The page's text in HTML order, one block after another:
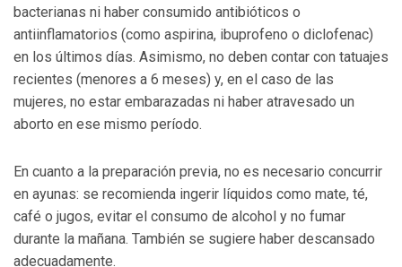
bacterianas ni haber consumido antibióticos o
antiinflamatorios (como aspirina, ibuprofeno o diclofenac)
en los últimos días. Asimismo, no deben contar con tatuajes
recientes (menores a 6 meses) y, en el caso de las
mujeres, no estar embarazadas ni haber atravesado un
aborto en ese mismo período.
En cuanto a la preparación previa, no es necesario concurrir
en ayunas: se recomienda ingerir líquidos como mate, té,
café o jugos, evitar el consumo de alcohol y no fumar
durante la mañana. También se sugiere haber descansado
adecuadamente.